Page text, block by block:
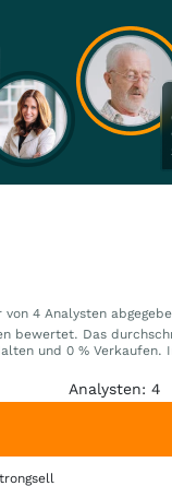
4 Analysten
bewertet. Das
und 0 %
Analysten: 4